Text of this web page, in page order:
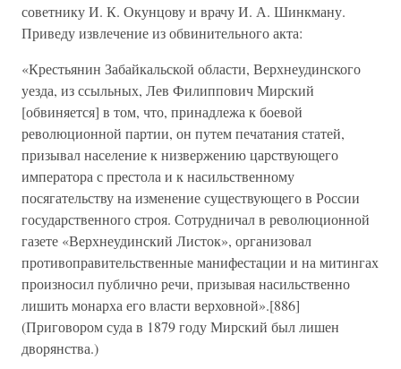
советнику И. К. Окунцову и врачу И. А. Шинкману.
Приведу извлечение из обвинительного акта:
«Крестьянин Забайкальской области, Верхнеудинского
уезда, из ссыльных, Лев Филиппович Мирский
[обвиняется] в том, что, принадлежа к боевой
революционной партии, он путем печатания статей,
призывал население к низвержению царствующего
императора с престола и к насильственному
посягательству на изменение существующего в России
государственного строя. Сотрудничал в революционной
газете «Верхнеудинский Листок», организовал
противоправительственные манифестации и на митингах
произносил публично речи, призывая насильственно
лишить монарха его власти верховной».[886]
(Приговором суда в 1879 году Мирский был лишен
дворянства.)